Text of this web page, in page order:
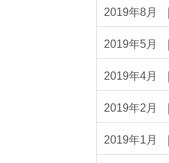
2019年8月
2019年5月
2019年4月
2019年2月
2019年1月